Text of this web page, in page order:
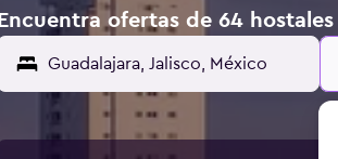
Encuentra ofertas de 64